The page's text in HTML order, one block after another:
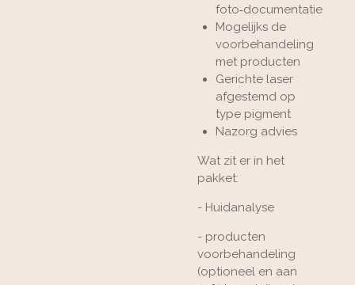
foto‑documentatie
Mogelijks de
voorbehandeling
met producten
Gerichte laser
afgestemd op
type pigment
Nazorg advies
Wat zit er in het
pakket:
- Huidanalyse
- producten
voorbehandeling
(optioneel en aan